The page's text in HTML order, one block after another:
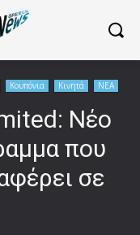
Κουπόνια Κινητά ΝΕΑ
Νέο
που
σε